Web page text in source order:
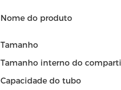
Nome do produto
Tamanho
Tamanho interno do
Capacidade do tubo